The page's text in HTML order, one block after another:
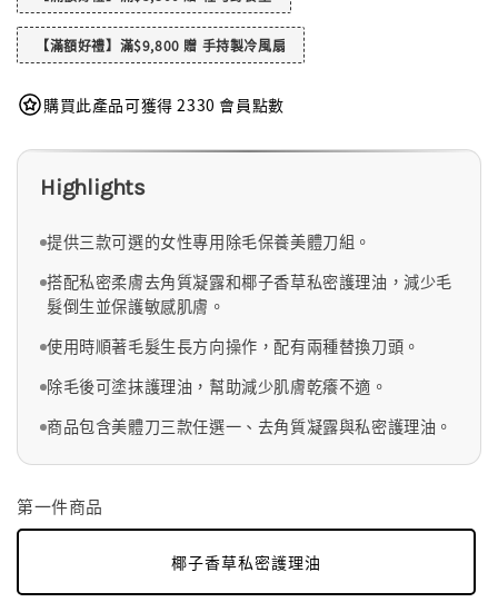
【滿額好禮】滿$9,800 贈 手持製冷風扇
購買此產品可獲得 2330 會員點數
Highlights
提供三款可選的女性專用除毛保養美體刀組。
搭配私密柔膚去角質凝露和椰子香草私密護理油，減少毛
髮倒生並保護敏感肌膚。
使用時順著毛髮生長方向操作，配有兩種替換刀頭。
除毛後可塗抹護理油，幫助減少肌膚乾癢不適。
商品包含美體刀三款任選一、去角質凝露與私密護理油。
第一件商品
椰子香草私密護理油